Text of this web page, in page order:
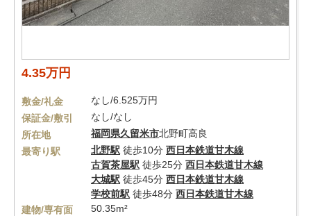
4.35万円
敷金/礼金
なし/6.525万円
保証金/敷引
なし/なし
所在地
福岡県久留米市北野町高良
最寄り駅
北野駅 徒歩10分 西日本鉄道甘木線
古賀茶屋駅 徒歩25分 西日本鉄道甘木線
大城駅 徒歩45分 西日本鉄道甘木線
学校前駅 徒歩48分 西日本鉄道甘木線
建物/専有面
50.35m²